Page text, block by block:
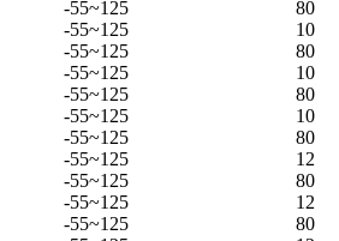
-55~125
80
-55~125
10
-55~125
80
-55~125
10
-55~125
80
-55~125
10
-55~125
80
-55~125
12
-55~125
80
-55~125
12
-55~125
80